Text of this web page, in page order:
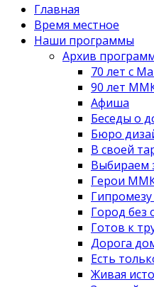
Главная
Время местное
Наши программы
Архив
70 лет с
90 лет
Афиша
Беседы о
Бюро
В своей
Выбираем
Герои
Гипромезу
Город без
Готов к
Дорога
Есть
Живая